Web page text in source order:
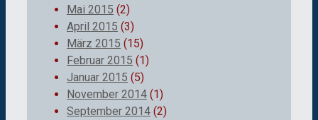
Mai 2015 (2)
April 2015 (3)
März 2015 (15)
Februar 2015 (1)
Januar 2015 (5)
November 2014 (1)
September 2014 (2)